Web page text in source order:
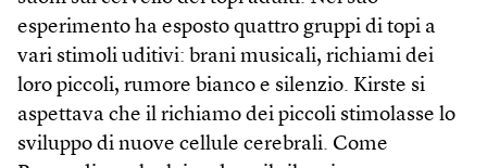
esperimento ha esposto quattro gruppi di topi a
vari stimoli uditivi: brani musicali, richiami dei
loro piccoli, rumore bianco e silenzio. Kirste si
aspettava che il richiamo dei piccoli stimolasse lo
sviluppo di nuove cellule cerebrali. Come